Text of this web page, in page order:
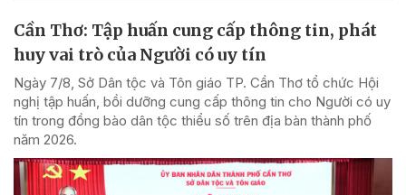
Cần Thơ: Tập huấn cung cấp thông tin, phát
huy vai trò của Người có uy tín
Ngày 7/8, Sở Dân tộc và Tôn giáo TP. Cần Thơ tổ chức Hội
nghị tập huấn, bồi dưỡng cung cấp thông tin cho Người có uy
tín trong đồng bào dân tộc thiểu số trên địa bàn thành phố
năm 2026.